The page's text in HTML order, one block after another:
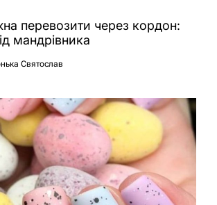
перевозити через кордон:
мандрівника
Святослав